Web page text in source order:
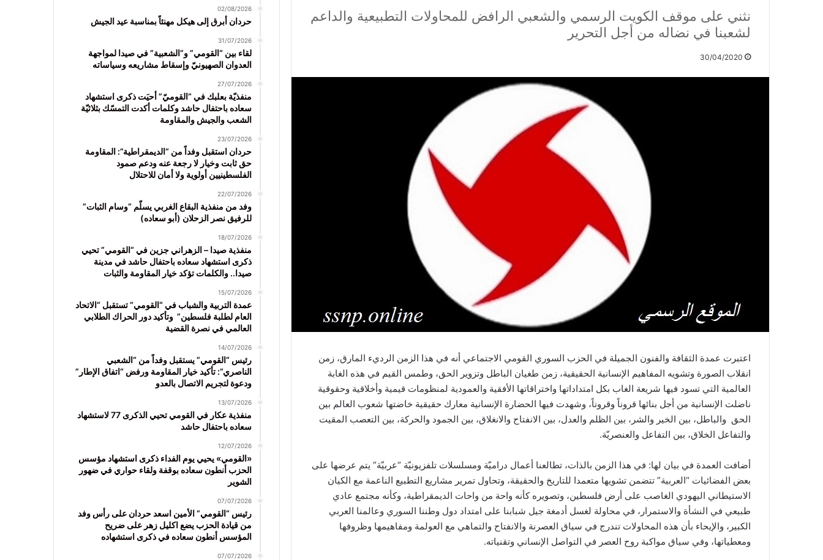
نثني على موقف الكويت الرسمي والشعبي الرافض للمحاولات التطبيعية والداعم
لشعبنا في نضاله من أجل التحرير
30/04/2020
اعتبرت عمدة الثقافة والفنون الجميلة في الحزب السوري القومي الاجتماعي أنه في هذا الزمن الرديء المارق، زمن
انقلاب الصورة وتشويه المفاهيم الإنسانية الحقيقية، زمن طغيان الباطل وتزوير الحق، وطمس القيم في هذه الغابة
العالمية التي تسود فيها شريعة الغاب بكل امتداداتها واختراقاتها الأفقية والعمودية لمنظومات قيمية وأخلاقية وحقوقية
ناضلت الإنسانية من أجل بنائها قروناً وقروناً، وشهدت فيها الحضارة الإنسانية معارك حقيقية خاضتها شعوب العالم بين
الحق والباطل، بين الخير والشر، بين الظلم والعدل، بين الانفتاح والانغلاق، بين الجمود والحركة، بين التعصب المقيت
والتفاعل الخلاق، بين التفاعل والعنصريّة.
أضافت العمدة في بيان لها: في هذا الزمن بالذات، تطالعنا أعمال دراميّة ومسلسلات تلفزيونيّة “عربيّة” يتم عرضها على
بعض الفضائيات “العربية” تتضمن تشويها متعمدا للتاريخ والحقيقة، وتحاول تمرير مشاريع التطبيع الناعمة مع الكيان
الاستيطاني اليهودي الغاصب على أرض فلسطين، وتصويره كأنه واحة من واحات الديمقراطية، وكأنه مجتمع عادي
طبيعي في النشأة والاستمرار، في محاولة لغسل أدمغة جيل شبابنا على امتداد دول وطننا السوري وعالمنا العربي
الكبير، والإيحاء بأن هذه المحاولات تندرج في سياق العصرنة والانفتاح والتماهي مع العولمة ومفاهيمها وظروفها
ومعطياتها، وفي سياق مواكبة روح العصر في التواصل الإنساني وتقنياته.
02/08/2026
حردان أبرق إلى هيكل مهنئاً بمناسبة عيد الجيش
31/07/2026
لقاء بين “القومي” و”الشعبية” في صيدا لمواجهة
العدوان الصهيونيّ وإسقاط مشاريعه وسياساته
27/07/2026
منفذيّة بعلبك في “القوميّ” أحيَت ذكرى استشهاد
سعاده باحتفال حاشد وكلمات أكدت التمسّك بثلاثيّة
الشعب والجيش والمقاومة
23/07/2026
حردان استقبل وفداً من “الديمقراطية”: المقاومة
حق ثابت وخيار لا رجعة عنه ودعم صمود
الفلسطينيين أولوية ولا أمان للاحتلال
22/07/2026
وفد من منفذية البقاع الغربي يسلّم “وسام الثبات”
للرفيق نصر الزحلان (أبو سعاده)
18/07/2026
منفذية صيدا – الزهراني جزين في “القومي” تحيي
ذكرى استشهاد سعاده باحتفال حاشد في مدينة
صيدا.. والكلمات تؤكد خيار المقاومة والثبات
15/07/2026
عمدة التربية والشباب في “القومي” تستقبل “الاتحاد
العام لطلبة فلسطين” وتأكيد دور الحراك الطلابي
العالمي في نصرة القضية
14/07/2026
رئيس “القومي” يستقبل وفداً من “الشعبي
الناصري”: تأكيد خيار المقاومة ورفض “اتفاق الإطار”
ودعوة لتجريم الاتصال بالعدو
13/07/2026
منفذية عكار في القومي تحيي الذكرى 77 لاستشهاد
سعاده باحتفال حاشد
12/07/2026
«القومي» يحيي يوم الفداء ذكرى استشهاد مؤسس
الحزب أنطون سعاده بوقفة ولقاء حواري في ضهور
الشوير
07/07/2026
رئيس “القومي” الأمين اسعد حردان على رأس وفد
من قيادة الحزب يضع اكليل زهر على ضريح
المؤسس أنطون سعاده في ذكرى استشهاده
07/07/2026